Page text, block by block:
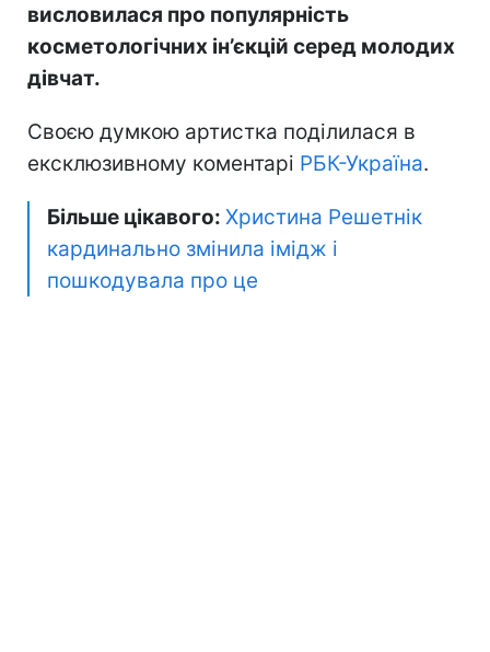
висловилася про популярність
косметологічних ін’єкцій серед молодих
дівчат.
Своєю думкою артистка поділилася в
ексклюзивному коментарі РБК-Україна.
Більше цікавого: Христина Решетнік
кардинально змінила імідж і
пошкодувала про це